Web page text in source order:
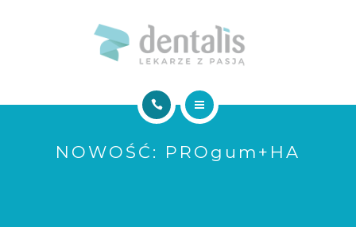
NOWOŚĆ: PROgum+HA